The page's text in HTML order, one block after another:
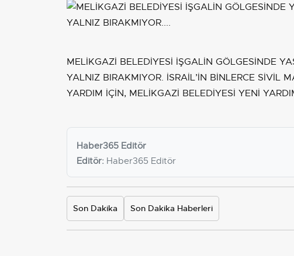
MELİKGAZİ BELEDİYESİ İŞGALİN GÖLGESİNDE
YALNIZ BIRAKMIYOR. İSRAİL’İN BİNLERCE SİVİL
YARDIM İÇİN, MELİKGAZİ BELEDİYESİ YENİ
Haber365 Editör
Editör: Haber365 Editör
Son Dakika Son Dakika Haberleri